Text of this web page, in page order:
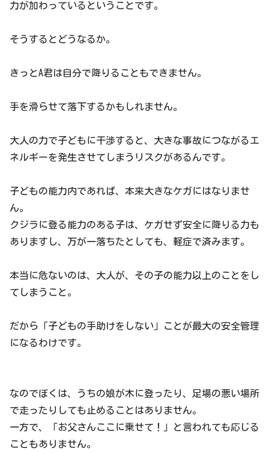
力が加わっているということです。
そうするとどうなるか。
きっとA君は自分で降りることもできません。
手を滑らせて落下するかもしれません。
大人の力で子どもに干渉すると、大きな事故につながるエ
ネルギーを発生させてしまうリスクがあるんです。
子どもの能力内であれば、本来大きなケガにはなりませ
ん。
クジラに登る能力のある子は、ケガせず安全に降りる力も
ありますし、万が一落ちたとしても、軽症で済みます。
本当に危ないのは、大人が、その子の能力以上のことをし
てしまうこと。
だから「子どもの手助けをしない」ことが最大の安全管理
になるわけです。
なのでぼくは、うちの娘が木に登ったり、足場の悪い場所
で走ったりしても止めることはありません。
一方で、「お父さんここに乗せて！」と言われても応じる
こともありません。